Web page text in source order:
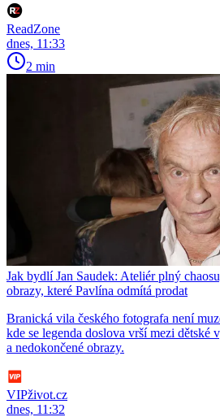
ReadZone
dnes, 11:33
2 min
Jak bydlí Jan Saudek: Ateliér plný
obrazy, které Pavlína odmítá prodat
Branická vila českého fotografa není
kde se legenda doslova vrší mezi
a nedokončené obrazy.
VIPživot.cz
dnes, 11:32